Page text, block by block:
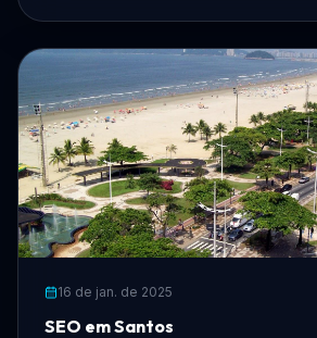
16 de jan. de 2025
SEO em Santos